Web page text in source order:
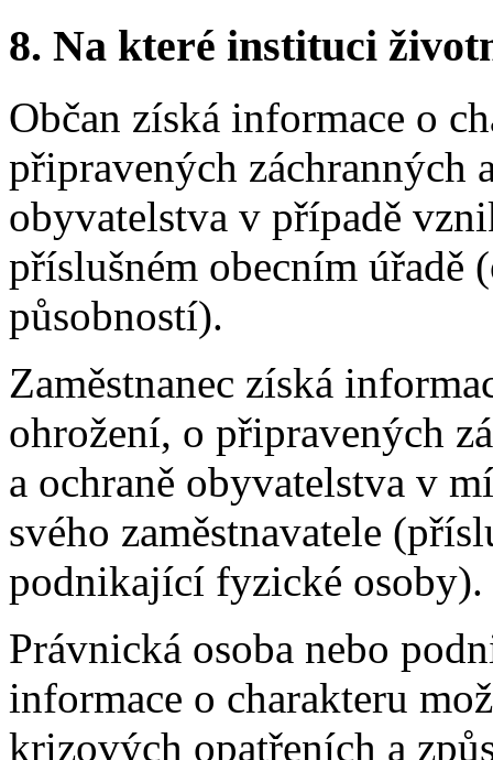
8. Na které instituci
Občan získá informace o
připravených záchranných
obyvatelstva v případě
příslušném obecním úřadě
působností).
Zaměstnanec získá
ohrožení, o připravených
a ochraně obyvatelstva v
svého zaměstnavatele
podnikající fyzické osoby).
Právnická osoba nebo
informace o charakteru
krizových opatřeních a